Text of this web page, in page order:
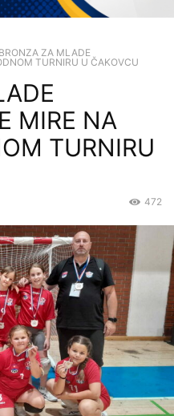
BRONZA ZA MLADE
TURNIRU U ČAKOVCU
MIRE NA
TURNIRU
472